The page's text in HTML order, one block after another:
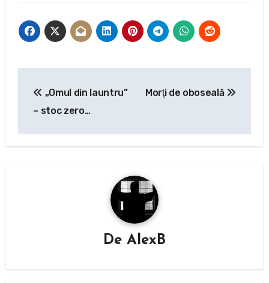
„Omul din launtru”
– stoc zero…
Morţi de oboseală
De AlexB